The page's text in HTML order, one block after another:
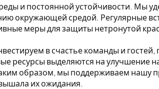
и постоянной устойчивости. Мы
окружающей средой. Регулярные
меры для защиты нетронутой
в счастье команды и гостей,
ресурсы выделяются на улучшение
образом, мы поддерживаем нашу
их ожидания.